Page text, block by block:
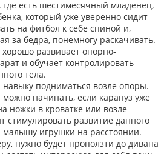
есть шестимесячный младенец,
который уже уверенно сидит
на фитбол к себе спиной и,
за бедра, понемногу раскачивать.
развивает опорно-
и обучает контролировать
тела.
подниматься возле опоры.
начинать, если карапуз уже
ножки в кроватке или возле
стимулировать развитие данного
малышу игрушки на расстоянии.
нужно будет проползти до дивана